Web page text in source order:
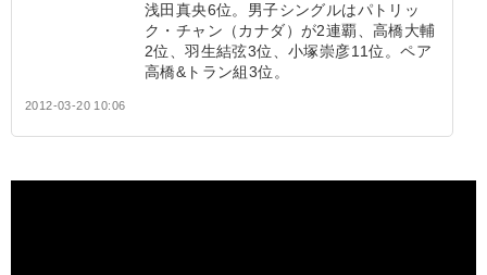
浅田真央6位。男子シングルはパトリッ
ク・チャン（カナダ）が2連覇、高橋大輔
2位、羽生結弦3位、小塚崇彦11位。ペア
高橋&トラン組3位。
2012-03-20 10:06